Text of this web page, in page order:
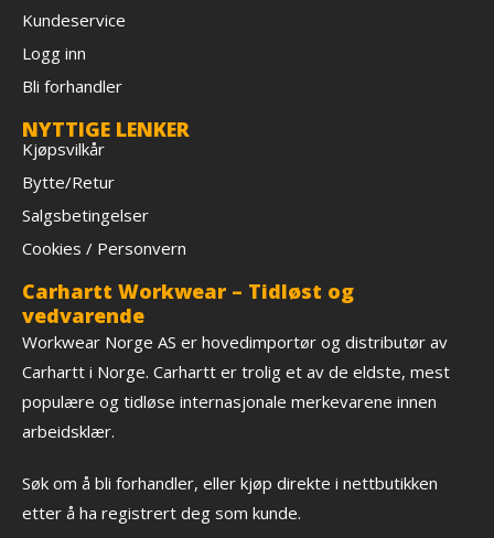
Kundeservice
Logg inn
Bli forhandler
NYTTIGE LENKER
Kjøpsvilkår
Bytte/Retur
Salgsbetingelser
Cookies / Personvern
Carhartt Workwear – Tidløst og
vedvarende
Workwear Norge AS er hovedimportør og distributør av
Carhartt i Norge. Carhartt er trolig et av de eldste, mest
populære og tidløse internasjonale merkevarene innen
arbeidsklær.
Søk om å bli forhandler, eller kjøp direkte i nettbutikken
etter å ha registrert deg som kunde.